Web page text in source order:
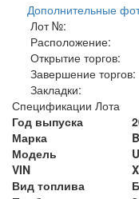
Дополнительные
Лот №:
Расположение:
Открытие торгов:
Завершение торгов:
Закладки:
Спецификации Лота
Год выпуска
Марка
Модель
VIN
Вид топлива